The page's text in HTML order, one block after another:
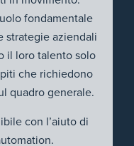
fondamentale
strategie aziendali
il loro talento solo
che richiedono
quadro generale.
con l’aiuto di